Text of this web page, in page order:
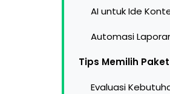
AI untuk Ide
Automasi
Tips Memilih
Evaluasi